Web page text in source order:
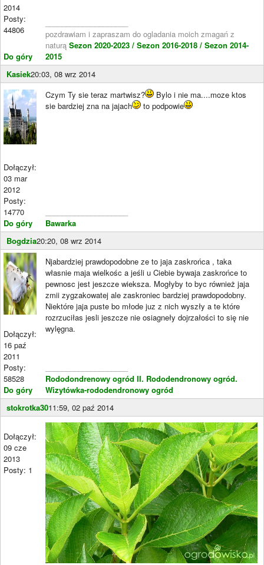
2014
Posty:
44806
Do góry
pozdrawiam i zapraszam do ogladania moich zmagań z
naturą Sezon 2020-2023 / Sezon 2016-2018 / Sezon 2014-
2015
Kasiek20:03, 08 wrz 2014
Dołączył:
03 mar
2012
Posty:
14770
Do góry
Czym Ty sie teraz martwisz?
Bylo i nie ma....moze ktos
sie bardziej zna na jajach
to podpowie
Bawarka
Bogdzia20:20, 08 wrz 2014
Dołączył:
16 paź
2011
Posty:
58528
Do góry
Njabardziej prawdopodobne ze to jaja zaskrońca , taka
własnie maja wielkośc a jeśli u Ciebie bywaja zaskrońce to
pewnosc jest jeszcze wieksza. Mogłyby to byc również jaja
zmii zygzakowatej ale zaskroniec bardziej prawdopodobny.
Niektóre jaja puste bo młode juz z nich wyszły a te które
rozrzuciłas jesli jeszcze nie osiagneły dojrzałości to się nie
wylęgna.
Rododondrenowy ogród II. Rododendronowy ogród.
Wizytówka-rododendronowy ogród
stokrotka3011:59, 02 paź 2014
Dołączył:
09 cze
2013
Posty: 1